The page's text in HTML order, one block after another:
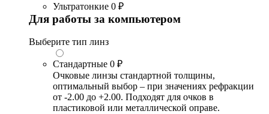
Ультратонкие 0 ₽
Для работы за компьютером
Выберите тип линз
Стандартные 0 ₽
Очковые линзы стандартной толщины,
оптимальный выбор – при значениях рефракции
от -2.00 до +2.00. Подходят для очков в
пластиковой или металлической оправе.